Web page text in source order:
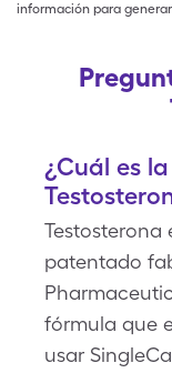
información para
¿Cuál es
Testosterona
patentado
fórmula que
usar